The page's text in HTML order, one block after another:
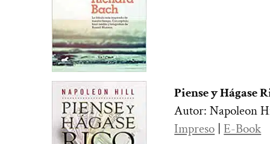
Piense y Hágase
Autor: Napoleon
Impreso |E-Book